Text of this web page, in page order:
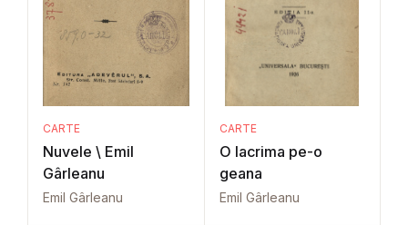
CARTE
Nuvele \ Emil
Gârleanu
Emil Gârleanu
CARTE
O lacrima pe-o
geana
Emil Gârleanu